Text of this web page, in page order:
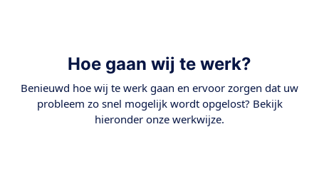
Hoe gaan wij te werk?
Benieuwd hoe wij te werk gaan en ervoor zorgen dat uw
probleem zo snel mogelijk wordt opgelost? Bekijk
hieronder onze werkwijze.